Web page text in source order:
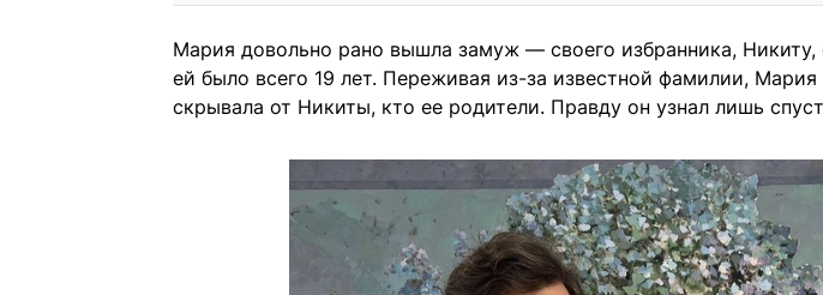
Мария довольно рано вышла замуж — своего избранника, Никиту,
ей было всего 19 лет. Переживая из-за известной фамилии,
скрывала от Никиты, кто ее родители. Правду он узнал лишь